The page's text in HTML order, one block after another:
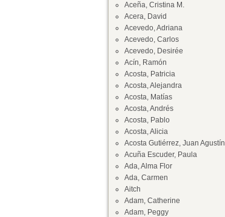
Aceña, Cristina M.
Acera, David
Acevedo, Adriana
Acevedo, Carlos
Acevedo, Desirée
Acín, Ramón
Acosta, Patricia
Acosta, Alejandra
Acosta, Matías
Acosta, Andrés
Acosta, Pablo
Acosta, Alicia
Acosta Gutiérrez, Juan Agustín
Acuña Escuder, Paula
Ada, Alma Flor
Ada, Carmen
Aitch
Adam, Catherine
Adam, Peggy